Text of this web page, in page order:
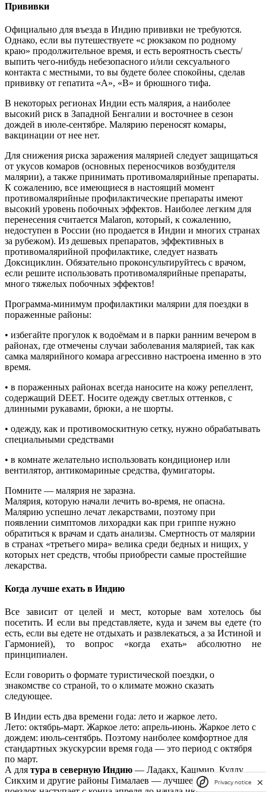
Прививки
Официально для въезда в Индию прививки не требуются.
Однако, если вы путешествуете «с рюкзаком по родному
краю» продолжительное время, и есть вероятность съесть/
выпить чего-нибудь небезопасного и/или сексуального
контакта с местными, то вы будете более спокойны, сделав
прививку от гепатита «А», «В» и брюшного тифа.
В некоторых регионах Индии есть малярия, а наиболее
высокий риск в Западной Бенгалии и восточнее в сезон
дождей в июле-сентябре. Малярию переносят комары,
вакцинации от нее нет.
Для снижения риска заражения малярией следует защищаться
от укусов комаров (основных переносчиков возбудителя
малярии), а также принимать противомалярийные препараты.
К сожалению, все имеющиеся в настоящий момент
противомалярийные профилактические препараты имеют
высокий уровень побочных эффектов. Наиболее легким для
перенесения считается Malaron, который, к сожалению,
недоступен в России (но продается в Индии и многих странах
за рубежом). Из дешевых препаратов, эффективных в
противомалярийной профилактике, следует назвать
Доксициклин. Обязательно проконсультируйтесь с врачом,
если решите использовать противомалярийные препараты,
много тяжелых побочных эффектов!
Программа-минимум профилактики малярии для поездки в
пораженные районы:
• избегайте прогулок к водоёмам и в парки ранним вечером в
районах, где отмечены случаи заболевания малярией, так как
самка малярийного комара агрессивно настроена именно в это
время.
• в пораженных районах всегда наносите на кожу репеллент,
содержащий DEET. Носите одежду светлых оттенков, с
длинными рукавами, брюки, а не шорты.
• одежду, как и противомоскитную сетку, нужно обрабатывать
специальными средствами
• в комнате желательно использовать кондиционер или
вентилятор, антикомариные средства, фумигаторы.
Помните — малярия не заразна.
Малярия, которую начали лечить во-время, не опасна.
Малярию успешно лечат лекарствами, поэтому при
появлении симптомов лихорадки как при гриппе нужно
обратиться к врачам и сдать анализы. Смертность от малярии
в странах «третьего мира» велика среди бедных и нищих, у
которых нет средств, чтобы приобрести самые простейшие
лекарства.
Когда лучше ехать в Индию
Все зависит от целей и мест, которые вам хотелось бы
посетить. И если вы представляете, куда и зачем вы едете (то
есть, если вы едете не отдыхать и развлекаться, а за Истиной и
Гармонией), то вопрос «когда ехать» абсолютно не
принципиален.
Если говорить о формате туристической поездки, о
знакомстве со страной, то о климате можно сказать
следующее.
В Индии есть два времени года: лето и жаркое лето.
Лето: октябрь-март. Жаркое лето: апрель-июнь. Жаркое лето с
дождем: июль-сентябрь. Поэтому наиболее комфортное для
стандартных экускурсии время года — это период с октября
по март.
А для тура в северную Индию — Ладакх, Кашмир, Куллу,
Сикхим и другие районы Гималаев — лучшее время для
Privacy notice